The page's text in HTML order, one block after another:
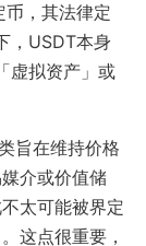
，其法律定
，USDT本身
虚拟资产」或
旨在维持价格
介或价值储
太可能被界定
这点很重要，